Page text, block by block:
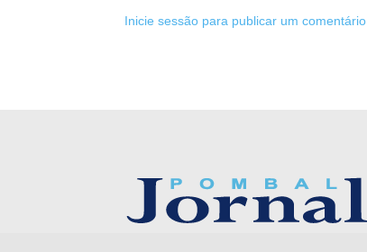
Inicie sessão para publicar um comentário